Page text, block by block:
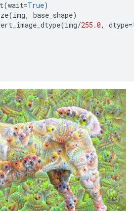
(wait=True)
(img, base_shape)
(img/255.0, dtype=